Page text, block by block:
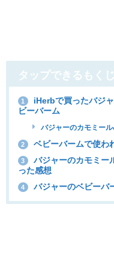
タップできるもくじ
1
iHerbで買ったバジ
ビーバーム
バジャーのカモミー
2 ベビーバームで使わ
3
バジャーのカモミー
った感想
4 バジャーのベビーバ